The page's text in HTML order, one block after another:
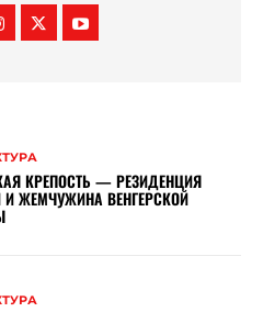
КРЕПОСТЬ — РЕЗИДЕНЦИЯ
И ЖЕМЧУЖИНА ВЕНГЕРСКОЙ